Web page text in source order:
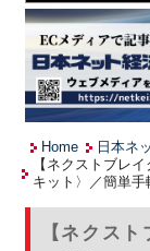
Home 日本ネ
【ネクストブレ
キット〉／簡単
【ネクス